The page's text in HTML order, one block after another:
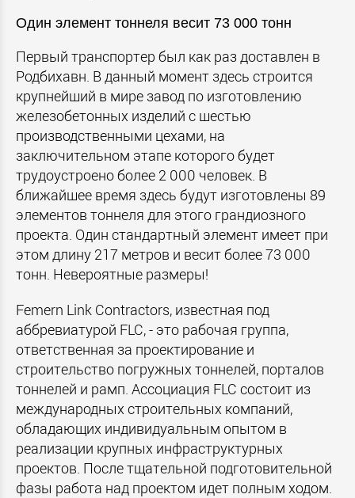
Один элемент тоннеля весит 73 000 тонн
Первый транспортер был как раз доставлен в
Родбихавн. В данный момент здесь строится
крупнейший в мире завод по изготовлению
железобетонных изделий с шестью
производственными цехами, на
заключительном этапе которого будет
трудоустроено более 2 000 человек. В
ближайшее время здесь будут изготовлены 89
элементов тоннеля для этого грандиозного
проекта. Один стандартный элемент имеет при
этом длину 217 метров и весит более 73 000
тонн. Невероятные размеры!
Femern Link Contractors, известная под
аббревиатурой FLC, - это рабочая группа,
ответственная за проектирование и
строительство погружных тоннелей, порталов
тоннелей и рамп. Ассоциация FLC состоит из
международных строительных компаний,
обладающих индивидуальным опытом в
реализации крупных инфраструктурных
проектов. После тщательной подготовительной
фазы работа над проектом идет полным ходом.